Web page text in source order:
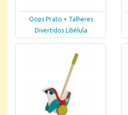
Oops Prato + Talheres
Divertidos Libélula